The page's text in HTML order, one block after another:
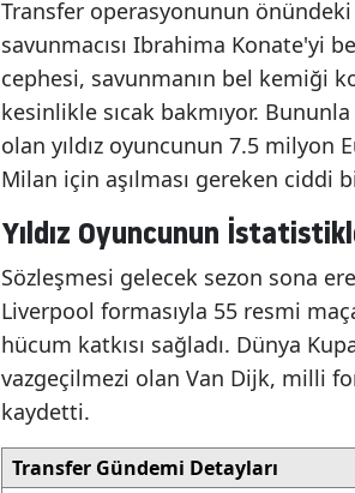
Transfer operasyonunun
savunmacısı Ibrahima Konate'yi
cephesi, savunmanın bel kemiği
kesinlikle sıcak bakmıyor.
olan yıldız oyuncunun 7.5 milyon
Milan için aşılması gereken ciddi
Yıldız Oyuncunun
Sözleşmesi gelecek sezon sona
Liverpool formasıyla 55 resmi
hücum katkısı sağladı. Dünya
vazgeçilmezi olan Van Dijk, milli
kaydetti.
Transfer Gündemi Detayları